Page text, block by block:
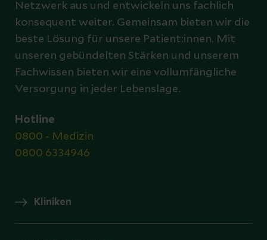
Netzwerk aus und entwickeln uns fachlich
konsequent weiter. Gemeinsam bieten wir die
beste Lösung für unsere Patient:innen. Mit
unseren gebündelten Stärken und unserem
Fachwissen bieten wir eine vollumfängliche
Versorgung in jeder Lebenslage.
Hotline
0800 - Medizin
0800 6334946
Kliniken